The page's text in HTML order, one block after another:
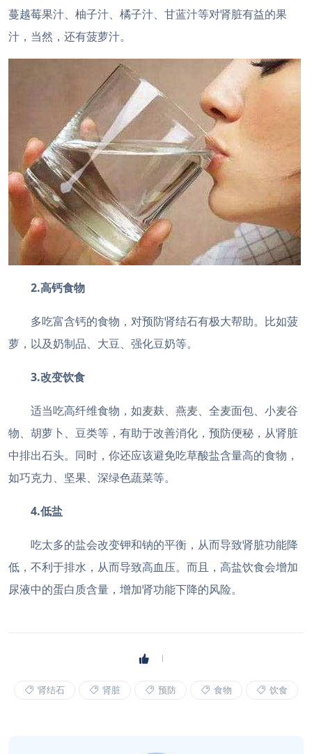
蔓越莓果汁、柚子汁、橘子汁、甘蓝汁等对肾脏有益的果
汁，当然，还有菠萝汁。
2.高钙食物
多吃富含钙的食物，对预防肾结石有极大帮助。比如菠
萝，以及奶制品、大豆、强化豆奶等。
3.改变饮食
适当吃高纤维食物，如麦麸、燕麦、全麦面包、小麦谷
物、胡萝卜、豆类等，有助于改善消化，预防便秘，从肾脏
中排出石头。同时，你还应该避免吃草酸盐含量高的食物，
如巧克力、坚果、深绿色蔬菜等。
4.低盐
吃太多的盐会改变钾和钠的平衡，从而导致肾脏功能降
低，不利于排水，从而导致高血压。而且，高盐饮食会增加
尿液中的蛋白质含量，增加肾功能下降的风险。
肾结石 肾脏 预防 食物 饮食